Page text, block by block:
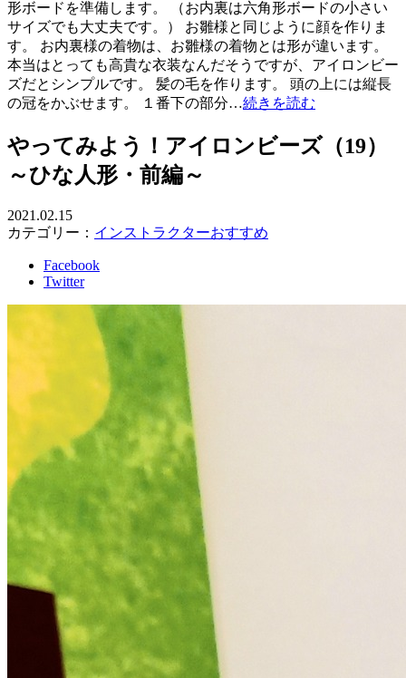
形ボードを準備します。 （お内裏は六角形ボードの小さい
サイズでも大丈夫です。） お雛様と同じように顔を作りま
す。 お内裏様の着物は、お雛様の着物とは形が違います。
本当はとっても高貴な衣装なんだそうですが、アイロンビー
ズだとシンプルです。 髪の毛を作ります。 頭の上には縦長
の冠をかぶせます。 １番下の部分…続きを読む
やってみよう！アイロンビーズ（19）
～ひな人形・前編～
2021.02.15
カテゴリー： インストラクターおすすめ
Facebook
Twitter